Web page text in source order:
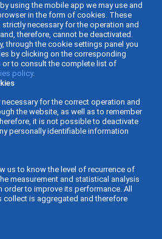
Business Consulting ©
using the mobile app we may use and
in the form of cookies. These
necessary for the operation and
therefore, cannot be deactivated.
through the cookie settings panel you
by clicking on the corresponding
or to consult the complete list of
policy.
for the correct operation and
the website, as well as to remember
it is not possible to deactivate
personally identifiable information
us to know the level of recurrence of
measurement and statistical analysis
to improve its performance. All
is aggregated and therefore